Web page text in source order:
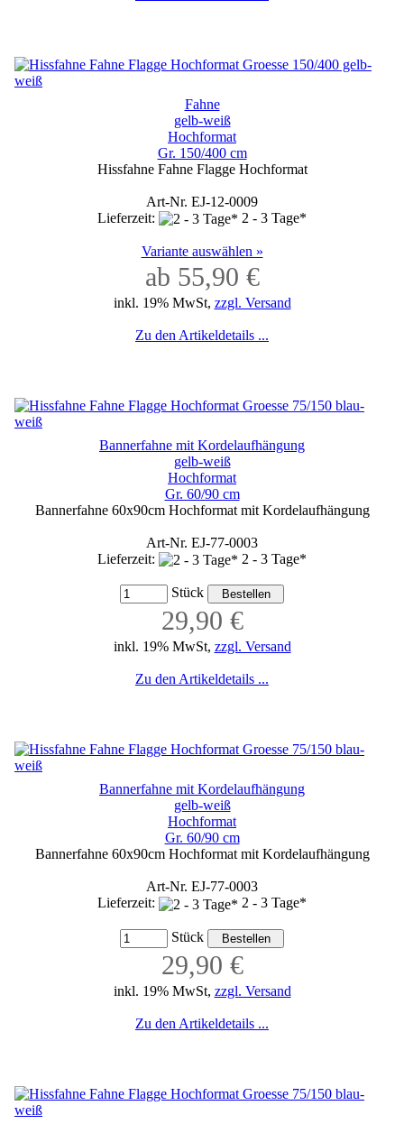
Fahne
gelb-weiß
Hochformat
Gr. 150/400 cm
Hissfahne Fahne Flagge Hochformat
Art-Nr. EJ-12-0009
Lieferzeit:
2 - 3 Tage*
Variante auswählen »
ab 55,90 €
inkl. 19% MwSt, zzgl. Versand
Zu den Artikeldetails ...
Bannerfahne mit Kordelaufhängung
gelb-weiß
Hochformat
Gr. 60/90 cm
Bannerfahne 60x90cm Hochformat mit Kordelaufhängung
Art-Nr. EJ-77-0003
Lieferzeit:
2 - 3 Tage*
Stück
29,90 €
inkl. 19% MwSt, zzgl. Versand
Zu den Artikeldetails ...
Bannerfahne mit Kordelaufhängung
gelb-weiß
Hochformat
Gr. 60/90 cm
Bannerfahne 60x90cm Hochformat mit Kordelaufhängung
Art-Nr. EJ-77-0003
Lieferzeit:
2 - 3 Tage*
Stück
29,90 €
inkl. 19% MwSt, zzgl. Versand
Zu den Artikeldetails ...